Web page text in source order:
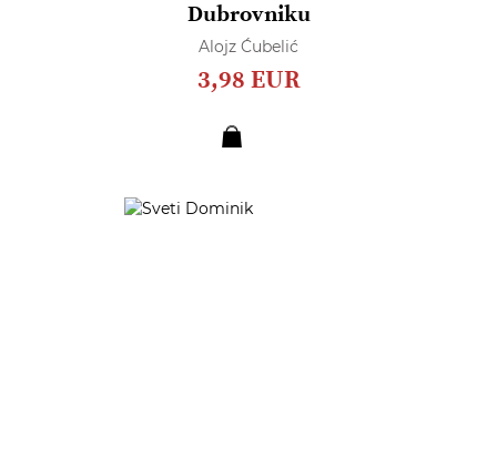
Dubrovniku
Alojz Ćubelić
3,98 EUR